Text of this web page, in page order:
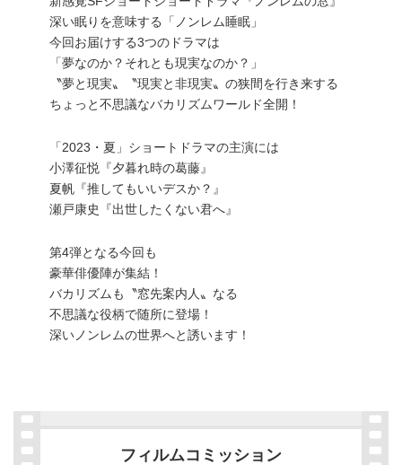
深い眠りを意味する「ノンレム睡眠」
今回お届けする3つのドラマは
「夢なのか？それとも現実なのか？」
〝夢と現実〟〝現実と非現実〟の狭間を行き来する
ちょっと不思議なバカリズムワールド全開！
「2023・夏」ショートドラマの主演には
小澤征悦『夕暮れ時の葛藤』
夏帆『推してもいいデスか？』
瀬戸康史『出世したくない君へ』
第4弾となる今回も
豪華俳優陣が集結！
バカリズムも〝窓先案内人〟なる
不思議な役柄で随所に登場！
深いノンレムの世界へと誘います！
フィルムコミッション